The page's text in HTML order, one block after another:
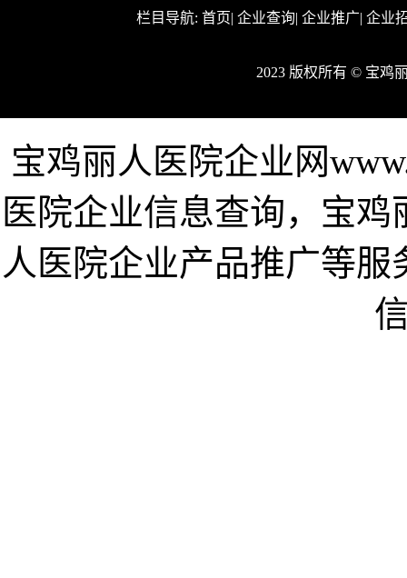
栏目导航: 首页| 企业查询| 企业推广| 企业
2023 版权所有 © 宝鸡
宝鸡丽人医院企业网
医院企业信息查询，宝
人医院企业产品推广等